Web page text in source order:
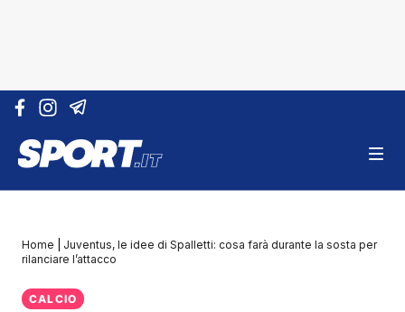
Vai al contenuto
Home
Juventus, le idee di Spalletti: cosa farà durante la sosta per
rilanciare l’attacco
CALCIO